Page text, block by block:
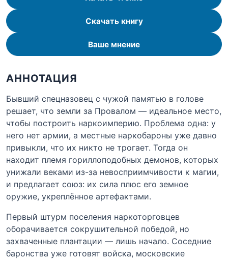
Скачать книгу
Ваше мнение
АННОТАЦИЯ
Бывший спецназовец с чужой памятью в голове
решает, что земли за Провалом — идеальное место,
чтобы построить наркоимперию. Проблема одна: у
него нет армии, а местные наркобароны уже давно
привыкли, что их никто не трогает. Тогда он
находит племя гориллоподобных демонов, которых
унижали веками из-за невосприимчивости к магии,
и предлагает союз: их сила плюс его земное
оружие, укреплённое артефактами.
Первый штурм поселения наркоторговцев
оборачивается сокрушительной победой, но
захваченные плантации — лишь начало. Соседние
баронства уже готовят войска, московские